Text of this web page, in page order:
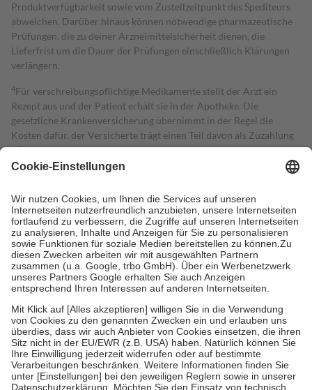
Produktverfügbarkeit sowie vom Zustellzeitpunkt des Spediteurs
abweichen. Darüber hinaus können notwendige pharmazeutische
Prüfungen, die zu deiner Arzneimittelsicherheit dienen, die
Lieferfrist um die Dauer der Prüfungen einschließlich Klärungen
verlängern.
4Für verschreibungspflichtige Medikamente stellt der Arzt ein
Rezept aus und der Patient erhält sie in der Apotheke. Die
gesetzliche Krankenversicherung übernimmt in der Regel die
Kosten dafür, der Versicherte trägt einen Teil davon als Zuzahlung
mit.
Grundsätzlich leisten Mitglieder Zuzahlungen in Höhe von zehn
höchstens zehn Euro.
Es sind jedoch nie mehr als die tatsächlichen
Kosten der Leistung zu entrichten.
Diese Regeln gelten grundsätzlich auch für Online-Apotheken.
Bei Heilmitteln und häuslicher Krankenpflege beträgt die
Zuzahlung zehn Prozent der Kosten sowie zehn Euro je
Verordnung.
Um das Engagement der Versicherten für ihre eigene Gesundheit zu
stärken und die besondere Stellung der Familie zu unterstützen,
fallenkeine Zuzahlungenan bei:
• Kindern und Jugendlichen bis zum vollendeten 18. Lebensjahr
mit Ausnahme der Fahrkosten
• Untersuchungen zur Vorsorge und Früherkennung, die von der
GKV getragen werden
• empfohlenen Schutzimpfungen